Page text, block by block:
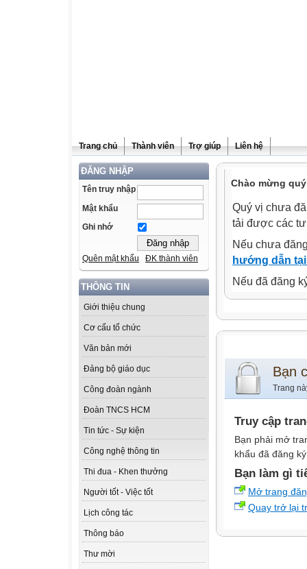
Trang chủ Thành viên Trợ giúp Liên hệ
ĐĂNG NHẬP
Tên truy nhập
Mật khẩu
Ghi nhớ
Quên mật khẩu ĐK thành viên
THÔNG TIN
Giới thiệu chung
Cơ cấu tổ chức
Văn bản mới
Đảng bộ giáo dục
Công đoàn ngành
Đoàn TNCS HCM
Tin tức - Sự kiện
Công nghệ thông tin
Thi đua - Khen thưởng
Người tốt - Việc tốt
Lịch công tác
Thông báo
Thư mời
Chào mừng
Quý vị chưa
tải được các
Nếu chưa
hướng dẫn
Nếu đã đăng
Bạn
Trang
Truy cập
Bạn phải mở
khẩu đã đăng
Bạn làm gì
Mở trang
Quay trở lại